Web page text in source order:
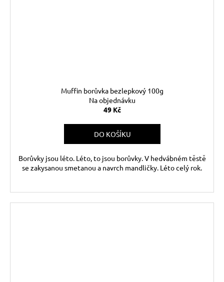
Muffin borůvka bezlepkový 100g
Na objednávku
49 Kč
DO KOŠÍKU
Borůvky jsou léto. Léto, to jsou borůvky. V hedvábném těstě
se zakysanou smetanou a navrch mandličky. Léto celý rok.